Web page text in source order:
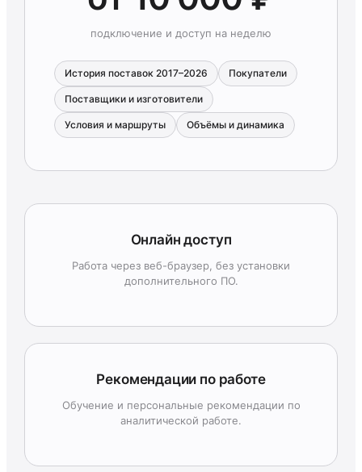
подключение и доступ на неделю
История поставок 2017–2026 Покупатели
Поставщики и изготовители
Условия и маршруты Объёмы и динамика
Онлайн доступ
Работа через веб-браузер, без установки
дополнительного ПО.
Рекомендации по работе
Обучение и персональные рекомендации по
аналитической работе.